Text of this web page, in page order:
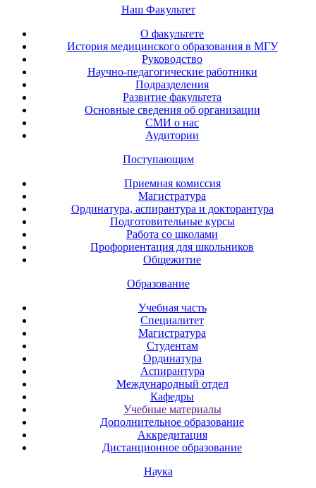
Наш Факультет
О факультете
История медицинского образования в МГУ
Руководство
Научно-педагогические работники
Подразделения
Развитие факультета
Основные сведения об организации
СМИ о нас
Аудитории
Поступающим
Приемная комиссия
Магистратура
Ординатура, аспирантура и докторантура
Подготовительные курсы
Работа со школами
Профориентация для школьников
Общежитие
Образование
Учебная часть
Специалитет
Магистратура
Студентам
Ординатура
Аспирантура
Международный отдел
Кафедры
Учебные материалы
Дополнительное образование
Аккредитация
Дистанционное образование
Наука